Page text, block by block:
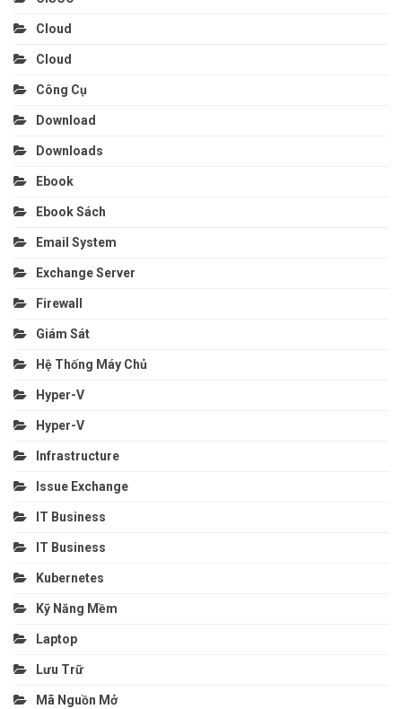
Cloud
Cloud
Công Cụ
Download
Downloads
Ebook
Ebook Sách
Email System
Exchange Server
Firewall
Giám Sát
Hệ Thống Máy Chủ
Hyper-V
Hyper-V
Infrastructure
Issue Exchange
IT Business
IT Business
Kubernetes
Kỹ Năng Mềm
Laptop
Lưu Trữ
Mã Nguồn Mở